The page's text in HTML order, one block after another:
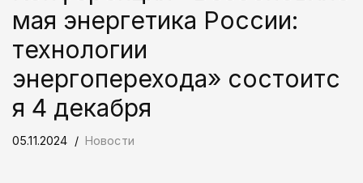
мая энергетика России:
технологии
энергоперехода» состоитс
я 4 декабря
05.11.2024 Новости